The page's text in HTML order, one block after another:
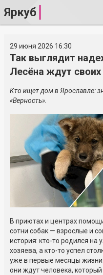
Яркуб
29 июня 2026 16:30
Так выглядит
Лесёна ждут своих
Кто ищет дом в Ярославле:
«Верность».
В приютах и центрах
сотни собак — взрослые и
история: кто-то родился на
хозяева, а кто-то успел
уже в первые месяцы
они ждут человека,